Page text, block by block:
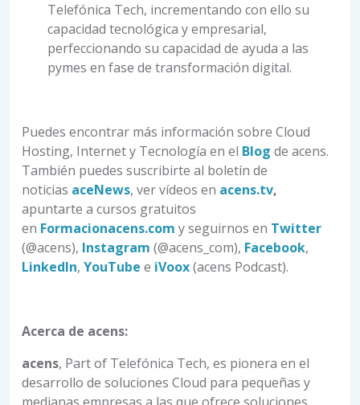
Telefónica Tech, incrementando con ello su
capacidad tecnológica y empresarial,
perfeccionando su capacidad de ayuda a las
pymes en fase de transformación digital.
Puedes encontrar más información sobre Cloud
Hosting, Internet y Tecnología en el Blog de acens.
También puedes suscribirte al boletín de
noticias aceNews, ver vídeos en acens.tv,
apuntarte a cursos gratuitos
en Formacionacens.com y seguirnos en Twitter
(@acens), Instagram (@acens_com), Facebook,
LinkedIn, YouTube e iVoox(acens Podcast).
Acerca de acens:
acens, Part of Telefónica Tech, es pionera en el
desarrollo de soluciones Cloud para pequeñas y